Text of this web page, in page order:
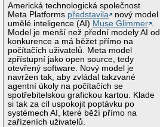
Americká technologická společnost
Meta Platforms představila
nový model
umělé inteligence (AI) Muse Glimmer
Model je menší než přední modely AI od
konkurence a má běžet přímo na
počítačích uživatelů. Meta model
zpřístupní jako open source, tedy
otevřený software. Nový model je
navržen tak, aby zvládal takzvané
agentní úkoly na počítačích se
spotřebitelskou grafickou kartou. Klade
si tak za cíl uspokojit poptávku po
systémech AI, které běží přímo na
zařízeních uživatelů.